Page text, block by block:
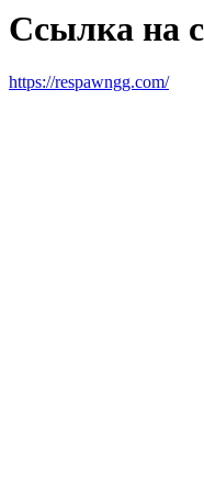
Ссылка на
https://respawngg.com/